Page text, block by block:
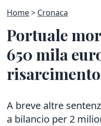
Home Cronaca
Portuale
650 mila
A breve altre
a bilancio per 2